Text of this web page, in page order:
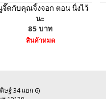
จี๊ดกับคุณจิ้งจอก ตอน นิ่งไว้
นะ
85 บาท
สินค้าหมด
ษฐ์ 34 แยก 6)